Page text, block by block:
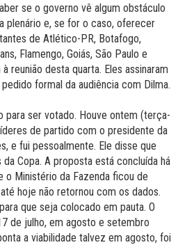
se o governo vê algum obstáculo
plenário e, se for o caso, oferecer
de Atlético-PR, Botafogo,
Flamengo, Goiás, São Paulo e
reunião desta quarta. Eles assinaram
formal da audiência com Dilma.
para ser votado. Houve ontem (terça-
de partido com o presidente da
e fui pessoalmente. Ele disse que
Copa. A proposta está concluída há
o Ministério da Fazenda ficou de
hoje não retornou com os dados.
que seja colocado em pauta. O
de julho, em agosto e setembro
a viabilidade talvez em agosto, foi